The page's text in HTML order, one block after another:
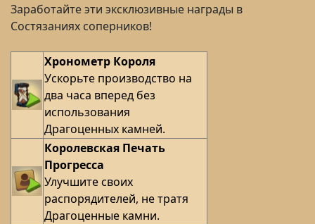
Заработайте эти эксклюзивные награды в
Состязаниях соперников!
Хронометр Короля
Ускорьте производство на
два часа вперед без
использования
Драгоценных камней.
Королевская Печать
Прогресса
Улучшите своих
распорядителей, не тратя
Драгоценные камни.